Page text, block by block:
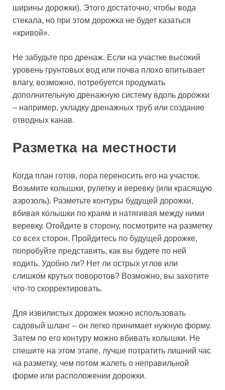
ширины дорожки). Этого достаточно, чтобы вода
стекала, но при этом дорожка не будет казаться
«кривой».
Не забудьте про дренаж. Если на участке высокий
уровень грунтовых вод или почва плохо впитывает
влагу, возможно, потребуется продумать
дополнительную дренажную систему вдоль дорожки
– например, укладку дренажных труб или создание
отводных канав.
Разметка на местности
Когда план готов, пора переносить его на участок.
Возьмите колышки, рулетку и веревку (или красящую
аэрозоль). Разметьте контуры будущей дорожки,
вбивая колышки по краям и натягивая между ними
веревку. Отойдите в сторону, посмотрите на разметку
со всех сторон. Пройдитесь по будущей дорожке,
попробуйте представить, как вы будете по ней
ходить. Удобно ли? Нет ли острых углов или
слишком крутых поворотов? Возможно, вы захотите
что-то скорректировать.
Для извилистых дорожек можно использовать
садовый шланг – он легко принимает нужную форму.
Затем по его контуру можно вбивать колышки. Не
спешите на этом этапе, лучше потратить лишний час
на разметку, чем потом жалеть о неправильной
форме или расположении дорожки.